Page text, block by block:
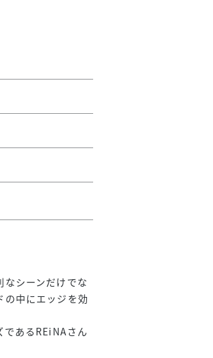
シーンだけでな
中にエッジを効
あるREiNAさん